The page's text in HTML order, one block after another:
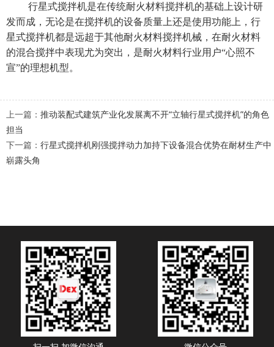
行星式搅拌机是在传统耐火材料搅拌机的基础上设计研
发而成，无论是在搅拌机的设备质量上还是使用功能上，行
星式搅拌机都是远超于其他耐火材料搅拌机械，在耐火材料
的混合搅拌中表现尤为突出，是耐火材料行业用户“心照不
宣”的理想机型。
上一篇： 推动装配式建筑产业化发展离不开“立轴行星式搅拌机”的角色
担当
下一篇： 行星式搅拌机刚强搅拌动力加持下设备混合优势在耐材生产中
崭露头角